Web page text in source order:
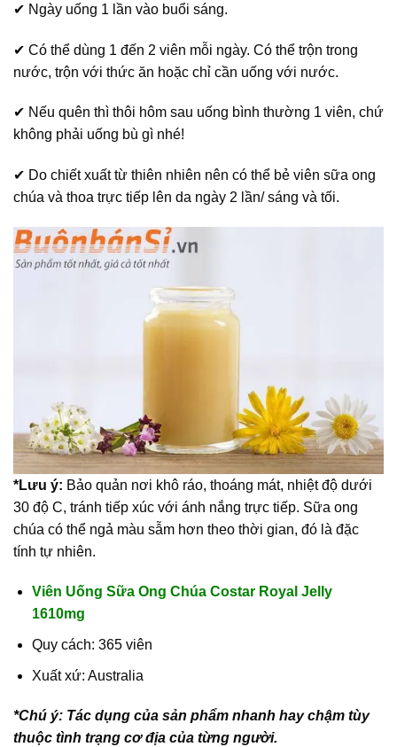
✔ Ngày uống 1 lần vào buổi sáng.
✔ Có thể dùng 1 đến 2 viên mỗi ngày. Có thể trộn trong
nước, trộn với thức ăn hoặc chỉ cần uống với nước.
✔ Nếu quên thì thôi hôm sau uống bình thường 1 viên, chứ
không phải uống bù gì nhé!
✔ Do chiết xuất từ thiên nhiên nên có thể bẻ viên sữa ong
chúa và thoa trực tiếp lên da ngày 2 lần/ sáng và tối.
*Lưu ý: Bảo quản nơi khô ráo, thoáng mát, nhiệt độ dưới
30 độ C, tránh tiếp xúc với ánh nắng trực tiếp. Sữa ong
chúa có thể ngả màu sẫm hơn theo thời gian, đó là đặc
tính tự nhiên.
Viên Uống Sữa Ong Chúa Costar Royal Jelly
1610mg
Quy cách: 365 viên
Xuất xứ: Australia
*Chú ý: Tác dụng của sản phẩm nhanh hay chậm tùy
thuộc tình trạng cơ địa của từng người.